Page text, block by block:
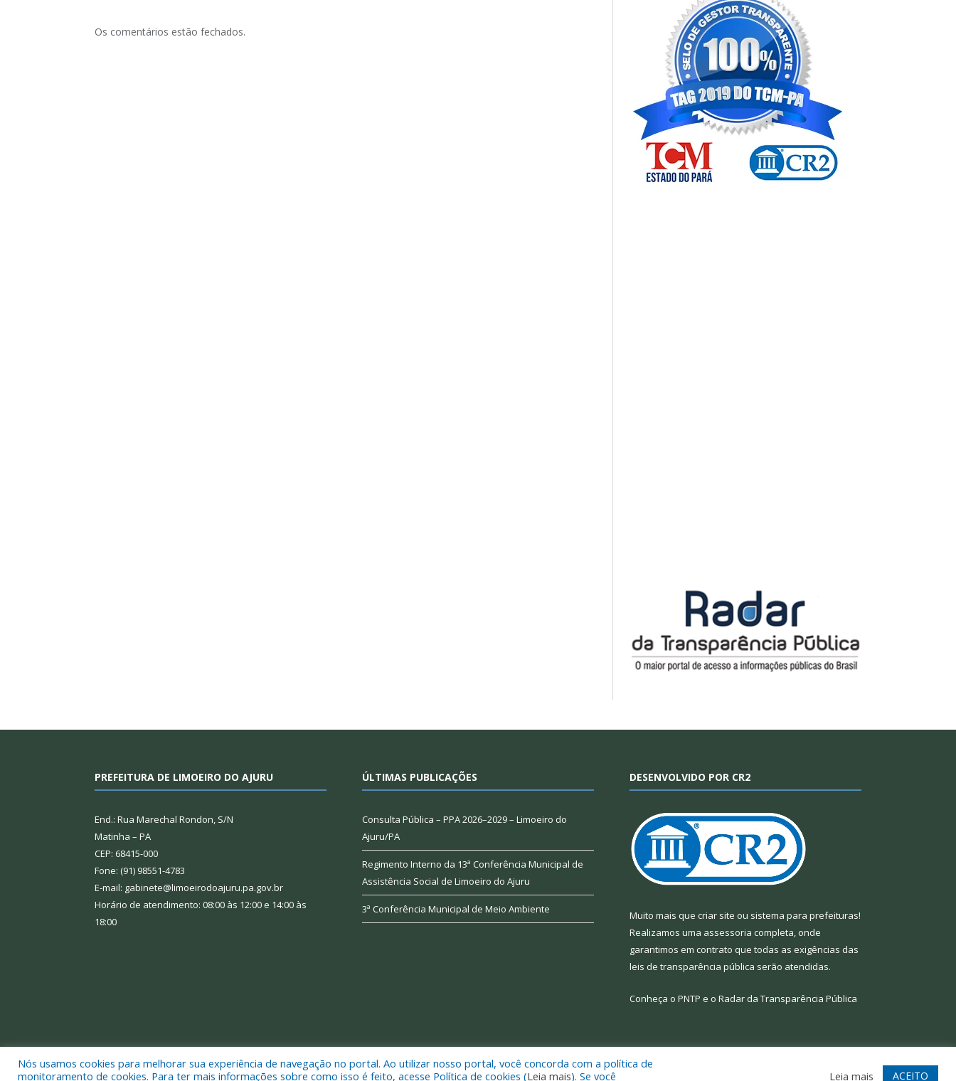
Os comentários estão fechados.
PREFEITURA DE LIMOEIRO DO AJURU
End.: Rua Marechal Rondon, S/N
Matinha – PA
CEP: 68415-000
Fone: (91) 98551-4783
E-mail: gabinete@limoeirodoajuru.pa.gov.br
Horário de atendimento: 08:00 às 12:00 e 14:00 às
18:00
ÚLTIMAS PUBLICAÇÕES
Consulta Pública – PPA 2026–2029 – Limoeiro do
Ajuru/PA
Regimento Interno da 13ª Conferência Municipal de
Assistência Social de Limoeiro do Ajuru
3ª Conferência Municipal de Meio Ambiente
DESENVOLVIDO POR CR2
Muito mais que criar site ou sistema para prefeituras!
Realizamos uma assessoria completa, onde
garantimos em contrato que todas as exigências das
leis de transparência pública serão atendidas.
Conheça o PNTP e o Radar da Transparência Pública
Todos os direitos reservados a Prefeitura Municipal de Limoeiro do Ajuru. Mapa do Site Acessar Webmail
Nós usamos cookies para melhorar sua experiência de navegação no portal. Ao utilizar nosso portal, você concorda com a política de
monitoramento de cookies. Para ter mais informações sobre como isso é feito, acesse Política de cookies (Leia mais). Se você Leia mais ACEITO